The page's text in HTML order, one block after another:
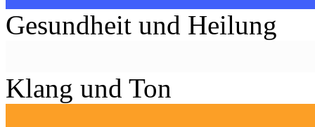
Gesundheit und Heilung
Klang und Ton